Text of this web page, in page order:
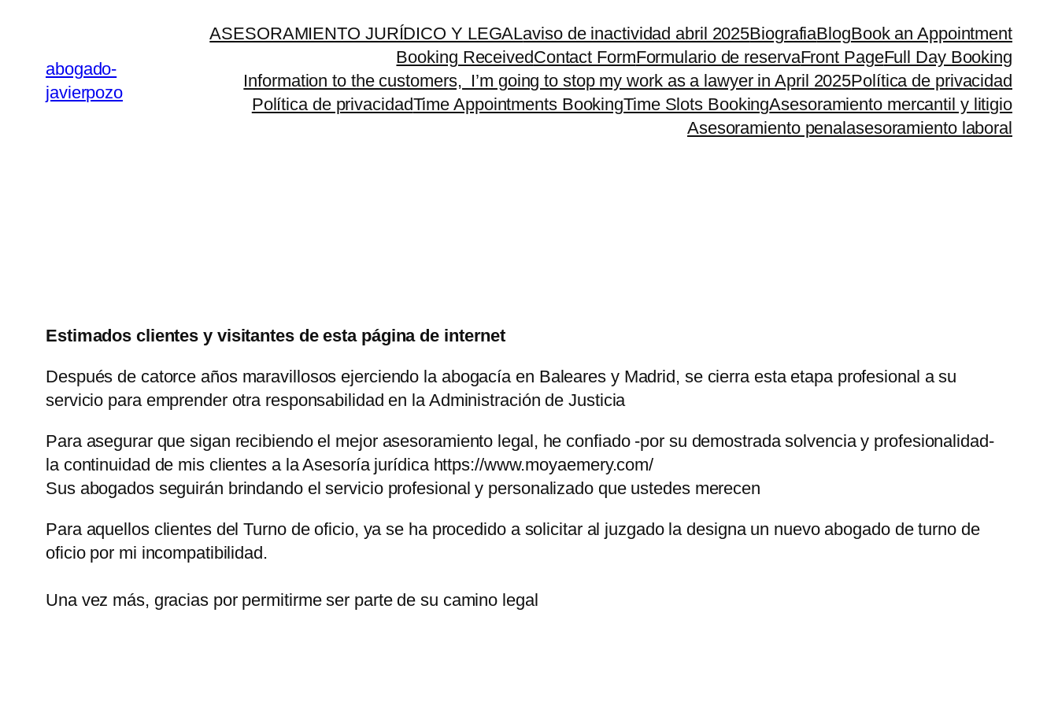
contenidoabogado-
javierpozo
ASESORAMIENTO JURÍDICO Y LEGALaviso de inactividad abril 2025BiografiaBlogBook an Appointment
Booking ReceivedContact FormFormulario de reservaFront PageFull Day Booking
Information to the customers, I’m going to stop my work as a lawyer in April 2025Política de privacidad
Política de privacidadTime Appointments BookingTime Slots BookingAsesoramiento mercantil y litigio
Asesoramiento penalasesoramiento laboral
Estimados clientes y visitantes de esta página de internet
Después de catorce años maravillosos ejerciendo la abogacía en Baleares y Madrid, se cierra esta etapa profesional a su
servicio para emprender otra responsabilidad en la Administración de Justicia
Para asegurar que sigan recibiendo el mejor asesoramiento legal, he confiado -por su demostrada solvencia y profesionalidad-
la continuidad de mis clientes a la Asesoría jurídica https://www.moyaemery.com/
Sus abogados seguirán brindando el servicio profesional y personalizado que ustedes merecen
Para aquellos clientes del Turno de oficio, ya se ha procedido a solicitar al juzgado la designa un nuevo abogado de turno de
oficio por mi incompatibilidad.
Una vez más, gracias por permitirme ser parte de su camino legal